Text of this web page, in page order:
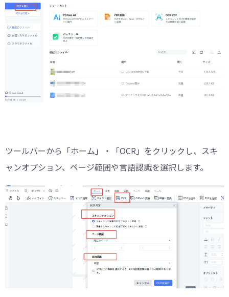
ツールバーから「ホーム」・「OCR」をクリックし、スキ
ャンオプション、ページ範囲や言語認識を選択します。